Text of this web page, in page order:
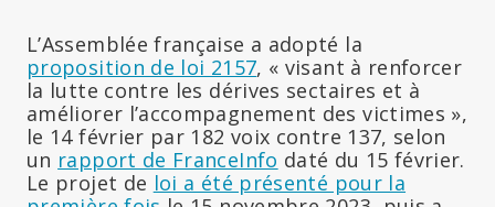
L’Assemblée française a adopté la
proposition de loi 2157, « visant à renforcer
la lutte contre les dérives sectaires et à
améliorer l’accompagnement des victimes »,
le 14 février par 182 voix contre 137, selon
un rapport de FranceInfo daté du 15 février.
Le projet de loi a été présenté pour la